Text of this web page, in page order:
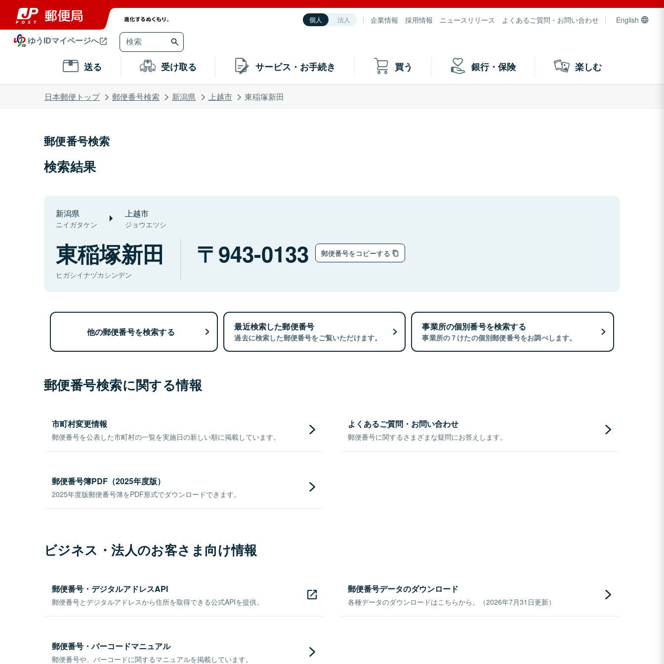
個人 法人 企業情報 採用情報 ニュースリリース よくあるご質問・お問い合わせ English
ゆうIDマイページへ
送る 受け取る サービス・お手続き 買う 銀行・保険 楽しむ
日本郵便トップ 郵便番号検索 新潟県 上越市 東稲塚新田
郵便番号検索
検索結果
新潟県
ニイガタケン
上越市
ジョウエツシ
東稲塚新田
ヒガシイナヅカシンデン
943-0133 郵便番号をコピーする
他の郵便番号を検索する 最近検索した郵便番号
過去に検索した郵便番号をご覧いただけます。
事業所の個別番号を検索する
事業所の７けたの個別郵便番号をお調べします。
郵便番号検索に関する情報
市町村変更情報
郵便番号を公表した市町村の一覧を実施日の新しい順に掲載しています。
よくあるご質問・お問い合わせ
郵便番号に関するさまざまな疑問にお答えします。
郵便番号簿PDF（2025年度版）
2025年度版郵便番号簿をPDF形式でダウンロードできます。
ビジネス・法人のお客さま向け情報
郵便番号・デジタルアドレスAPI
郵便番号とデジタルアドレスから住所を取得できる公式APIを提供。
郵便番号データのダウンロード
各種データのダウンロードはこちらから。（2026年7月31日更新）
郵便番号・バーコードマニュアル
郵便番号や、バーコードに関するマニュアルを掲載しています。